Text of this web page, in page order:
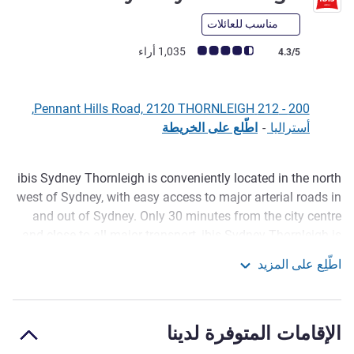
مناسب للعائلات
ملاحظة أراء العملاء (رأي ALL)
4.3/5 1,035 أراء
200 - 212 Pennant Hills Road, 2120 THORNLEIGH,
أستراليا - اطّلع على الخريطة
الوصف
ibis Sydney Thornleigh is conveniently located in the north
west of Sydney, with easy access to major arterial roads in
and out of Sydney. Only 30 minutes from the city centre
ideal for visiting Sydney whether for business or leisure.
The hotel features a bistro restaurant, outdoor parking and
leafy parks plus shopping and beaches nearby.
اطّلِع على المزيد
الإقامات المتوفرة لدينا